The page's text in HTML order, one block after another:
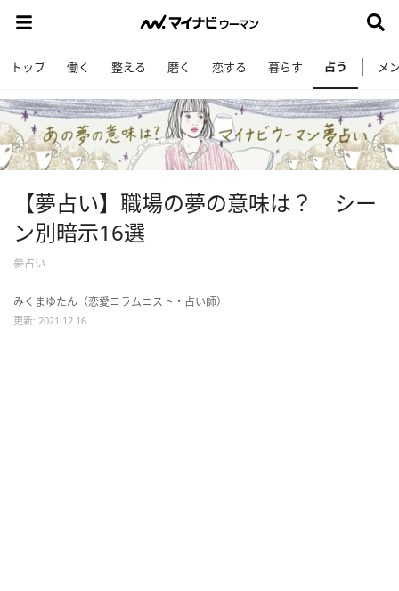
トップ 働く 整える 磨く 恋する 暮らす 占う メ
【夢占い】職場の夢の意味は？ シー
ン別暗示16選
夢占い
みくまゆたん（恋愛コラムニスト・占い師）
更新: 2021.12.16